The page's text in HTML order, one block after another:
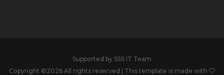
Supported by SSS IT Team
Copyright ©2026 All rights reserved | This template is made with